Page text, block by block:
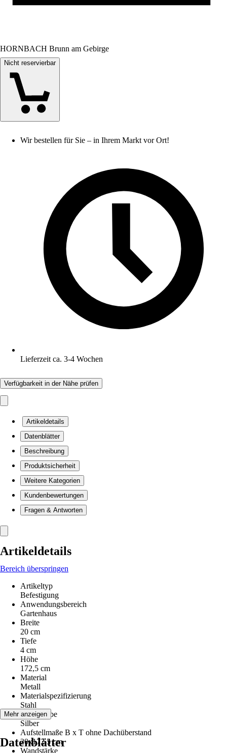
HORNBACH Brunn am Gebirge
Nicht reservierbar
Wir bestellen für Sie – in Ihrem Markt vor Ort!
Lieferzeit ca. 3-4 Wochen
Verfügbarkeit in der Nähe prüfen
Artikeldetails
Datenblätter
Beschreibung
Produktsicherheit
Weitere Kategorien
Kundenbewertungen
Fragen & Antworten
Artikeldetails
Bereich überspringen
Artikeltyp
Befestigung
Anwendungsbereich
Gartenhaus
Breite
20 cm
Tiefe
4 cm
Höhe
172,5 cm
Material
Metall
Materialspezifizierung
Stahl
Grundfarbe
Silber
Aufstellmaße B x T ohne Dachüberstand
20x172,5 cm
Wandstärke
Mehr anzeigen
Datenblätter